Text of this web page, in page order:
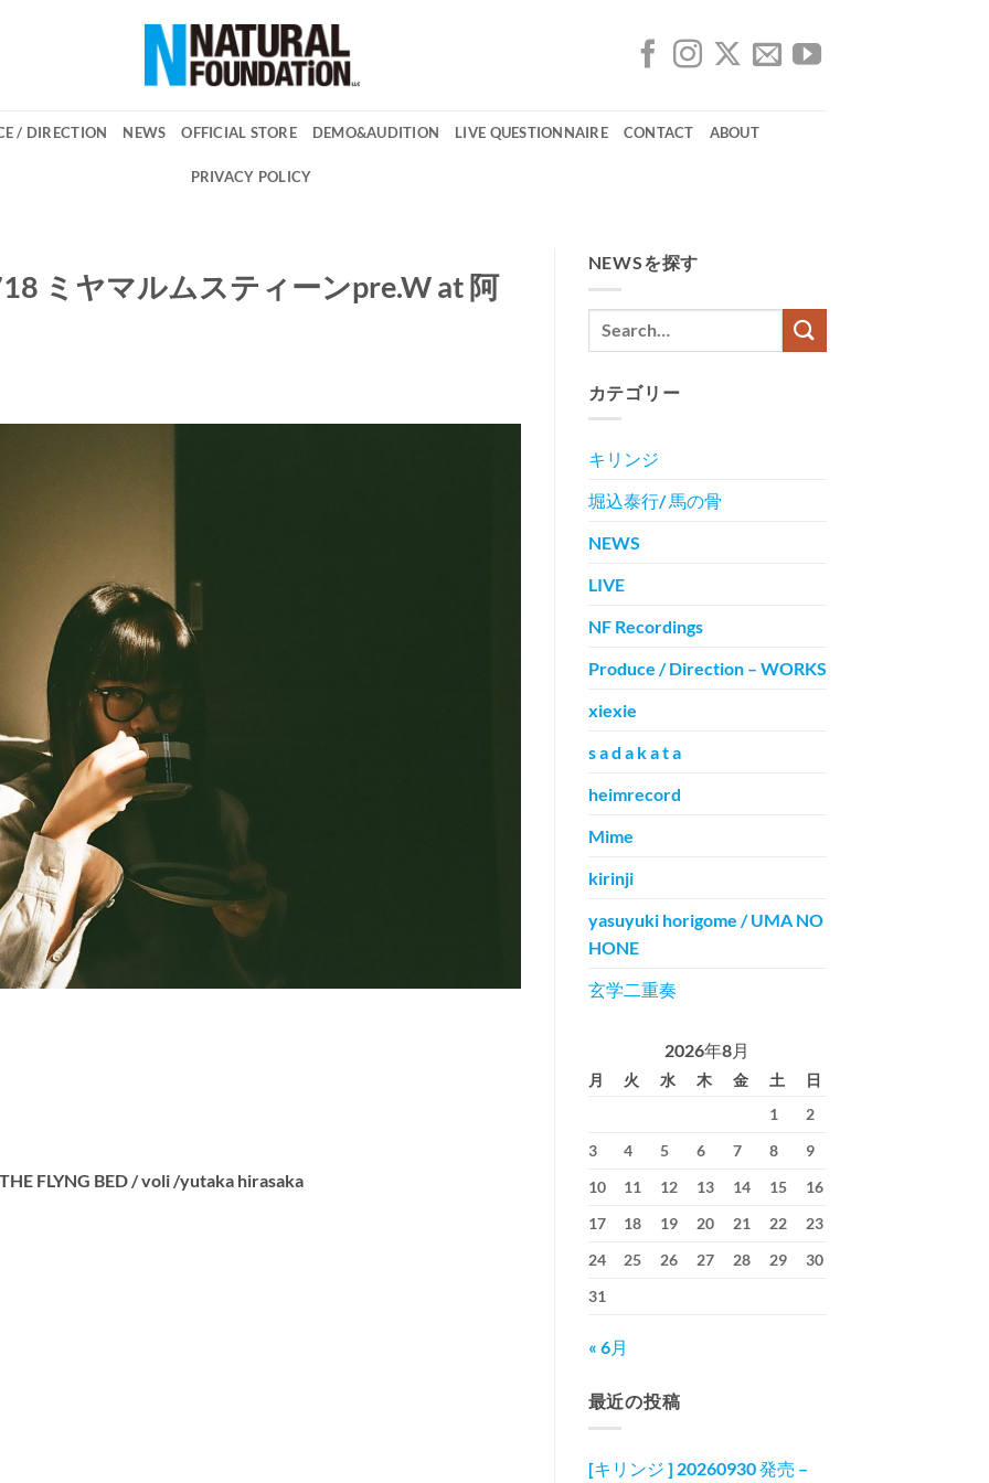
/ DIRECTION NEWS OFFICIAL STORE DEMO&AUDITION LIVE QUESTIONNAIRE CONTACT ABOUT
PRIVACY POLICY
ミヤマルムスティーンpre.W at 阿
FLYNG BED / voli /yutaka hirasaka
NEWSを探す
カテゴリー
キリンジ
堀込泰行/ 馬の骨
NEWS
LIVE
NF Recordings
Produce / Direction – WORKS
xiexie
s a d a k a t a
heimrecord
Mime
kirinji
yasuyuki horigome / UMA NO
HONE
玄学二重奏
2026年8月
月 火 水 木 金 土
日
1
2
3
4 5 6 7 8
9
10
11 12 13 14 15
16
17
18 19 20 21 22
23
24
25 26 27 28 29
30
31
« 6月
最近の投稿
[キリンジ ] 20260930 発売 –